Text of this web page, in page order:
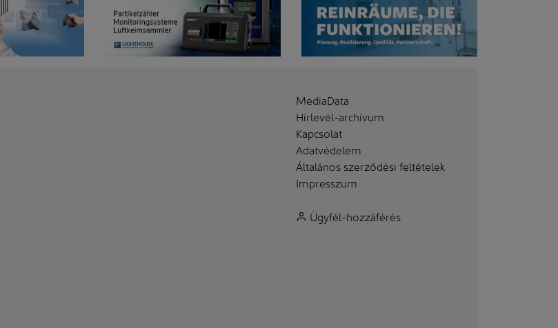
MediaData
Hírlevél-archívum
Kapcsolat
Adatvédelem
Általános szerződési feltételek
Impresszum
Ügyfél-hozzáférés